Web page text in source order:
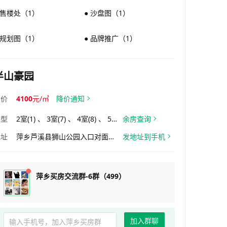
楼处（1） ● 沙盘图（1）
划图（1） ● 品牌推广（1）
山豪园
4100元/㎡ 降价通知
2室(1) 、 3室(7) 、 4室(8) 、 5室(1)
余房查询
萍乡芦溪县狮山公园入口对面（芦溪公路管理局左侧） 发地址到手机
萍乡买房交流群-6群（499）
加入群聊